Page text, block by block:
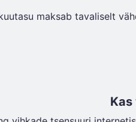
maksab tavaliselt
Kas